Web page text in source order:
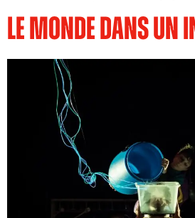
Le monde dans un